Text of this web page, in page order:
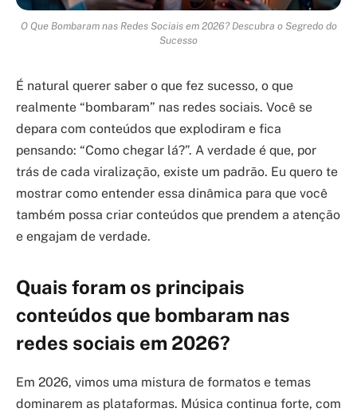
O Que Bombaram nas Redes Sociais em 2026? Descubra o Segredo do
Sucesso
É natural querer saber o que fez sucesso, o que
realmente “bombaram” nas redes sociais. Você se
depara com conteúdos que explodiram e fica
pensando: “Como chegar lá?”. A verdade é que, por
trás de cada viralização, existe um padrão. Eu quero te
mostrar como entender essa dinâmica para que você
também possa criar conteúdos que prendem a atenção
e engajam de verdade.
Quais foram os principais
conteúdos que bombaram nas
redes sociais em 2026?
Em 2026, vimos uma mistura de formatos e temas
dominarem as plataformas. Música continua forte, com